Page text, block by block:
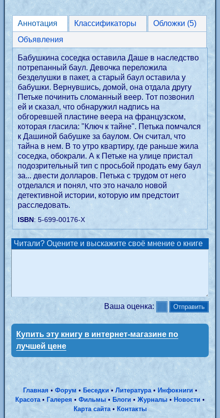
Аннотация Классификаторы
Обложки (5)
Объявления
Бабушкина соседка оставила Даше в наследство
потрепанный баул. Девочка переложила
безделушки в пакет, а старый баул оставила у
бабушки. Вернувшись, домой, она отдала другу
Петьке починить сломанный веер. Тот позвонил
ей и сказал, что обнаружил надпись на
обгоревшей пластине веера на французском,
которая гласила: "Ключ к тайне". Петька помчался
к Дашиной бабушке за баулом. Он считал, что
тайна в нем. В то утро квартиру, где раньше жила
соседка, обокрали. А к Петьке на улице пристал
подозрительный тип с просьбой продать ему баул
за... двести долларов. Петька с трудом от него
отделался и понял, что это начало новой
детективной истории, которую им предстоит
расследовать.
ISBN: 5-699-00176-X
Читали? Оцените и выскажите своё мнение о книге
Ваша оценка:
Купить эту книгу в интернет-магазине по
лучшей цене
Главная • Форум • Беседки• Литература• Инфокниги •
Красота• Галерея •Фильмы • Блоги •Журналы• Новости •
Карта сайта• Контакты